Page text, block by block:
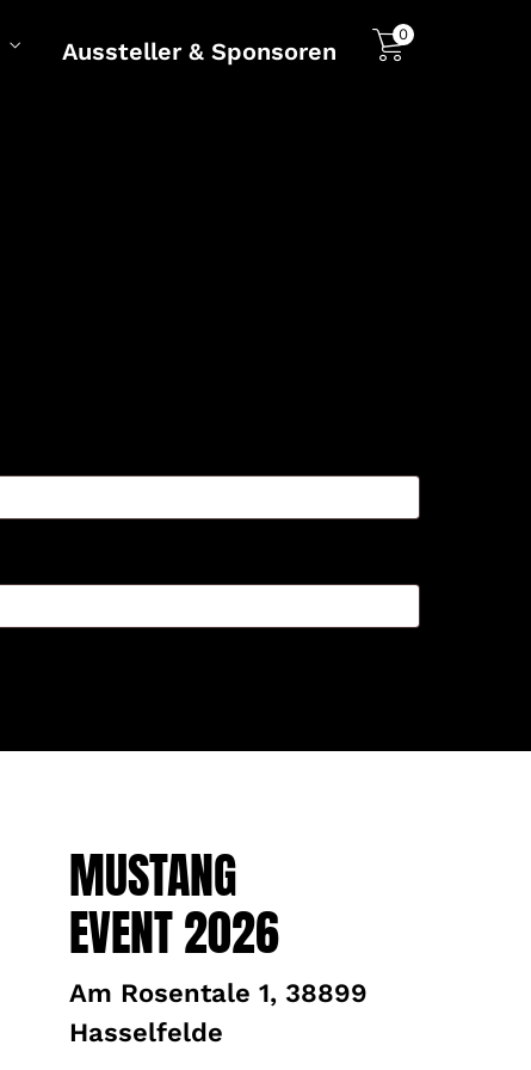
Aussteller & Sponsoren
0
MUSTANG
EVENT 2026
Am Rosentale 1, 38899
Hasselfelde